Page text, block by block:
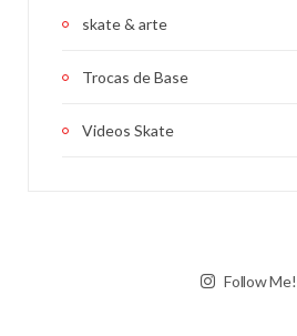
skate & arte
Trocas de Base
Videos Skate
Follow Me!